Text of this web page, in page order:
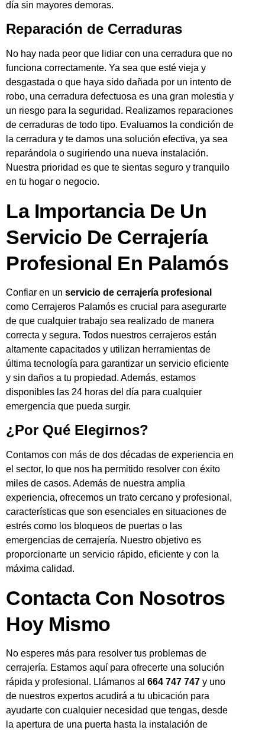
día sin mayores demoras.
Reparación de Cerraduras
No hay nada peor que lidiar con una cerradura que no
funciona correctamente. Ya sea que esté vieja y
desgastada o que haya sido dañada por un intento de
robo, una cerradura defectuosa es una gran molestia y
un riesgo para la seguridad. Realizamos reparaciones
de cerraduras de todo tipo. Evaluamos la condición de
la cerradura y te damos una solución efectiva, ya sea
reparándola o sugiriendo una nueva instalación.
Nuestra prioridad es que te sientas seguro y tranquilo
en tu hogar o negocio.
La Importancia De Un
Servicio De Cerrajería
Profesional En Palamós
Confiar en un servicio de cerrajería profesional
como Cerrajeros Palamós es crucial para asegurarte
de que cualquier trabajo sea realizado de manera
correcta y segura. Todos nuestros cerrajeros están
altamente capacitados y utilizan herramientas de
última tecnología para garantizar un servicio eficiente
y sin daños a tu propiedad. Además, estamos
disponibles las 24 horas del día para cualquier
emergencia que pueda surgir.
¿Por Qué Elegirnos?
Contamos con más de dos décadas de experiencia en
el sector, lo que nos ha permitido resolver con éxito
miles de casos. Además de nuestra amplia
experiencia, ofrecemos un trato cercano y profesional,
características que son esenciales en situaciones de
estrés como los bloqueos de puertas o las
emergencias de cerrajería. Nuestro objetivo es
proporcionarte un servicio rápido, eficiente y con la
máxima calidad.
Contacta Con Nosotros
Hoy Mismo
No esperes más para resolver tus problemas de
cerrajería. Estamos aquí para ofrecerte una solución
rápida y profesional. Llámanos al 664 747 747 y uno
de nuestros expertos acudirá a tu ubicación para
ayudarte con cualquier necesidad que tengas, desde
la apertura de una puerta hasta la instalación de